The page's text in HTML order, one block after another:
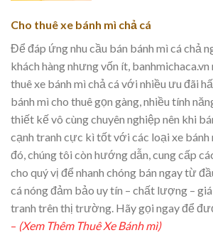
Cho thuê xe bánh mì chả cá
Để đáp ứng nhu cầu bán bánh mì cá chả
khách hàng nhưng vốn ít,
thuê xe bánh mì chả cá với nhiều ưu đãi
bánh mì cho thuê gọn gàng, nhiều tính
thiết kế vô cùng chuyên nghiệp nên khi
cạnh tranh cực kì tốt với các loại xe bánh
đó, chúng tôi còn hướng dẫn, cung cấp
cho quý vị để nhanh chóng bán ngay từ
cá nóng đảm bảo uy tín – chất lượng –
tranh trên thị trường. Hãy gọi ngay để
– (Xem Thêm Thuê Xe Bánh mì)